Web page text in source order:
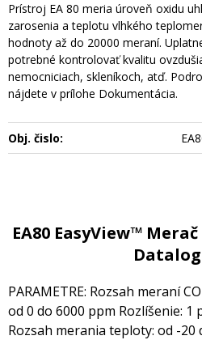
Prístroj EA 80 meria úroveň oxidu
zarosenia a teplotu vlhkého
hodnoty až do 20000 meraní.
potrebné kontrolovať kvalitu
nemocniciach, skleníkoch, atď.
nájdete v prílohe Dokumentácia.
Obj. čislo:
EA80 EasyView™
PARAMETRE: Rozsah meraní
od 0 do 6000 ppm Rozlíšenie: 1
Rozsah merania teploty: od -20